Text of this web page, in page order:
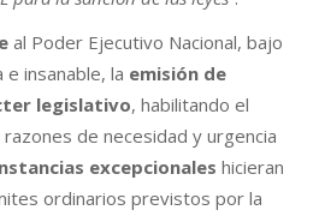
al Poder Ejecutivo Nacional, bajo
insanable, la emisión de
legislativo, habilitando el
de necesidad y urgencia
excepcionales hicieran
ordinarios previstos por la